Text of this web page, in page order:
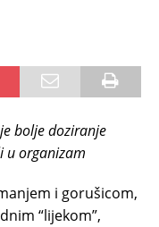
bolje doziranje
u organizam
i gorušicom,
“lijekom”,